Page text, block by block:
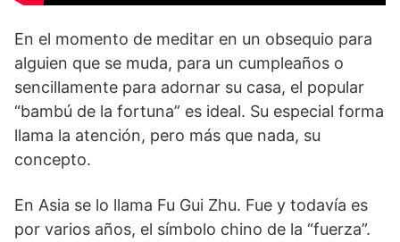
En el momento de meditar en un obsequio para
alguien que se muda, para un cumpleaños o
sencillamente para adornar su casa, el popular
“bambú de la fortuna” es ideal. Su especial forma
llama la atención, pero más que nada, su
concepto.
En Asia se lo llama Fu Gui Zhu. Fue y todavía es
por varios años, el símbolo chino de la “fuerza”.